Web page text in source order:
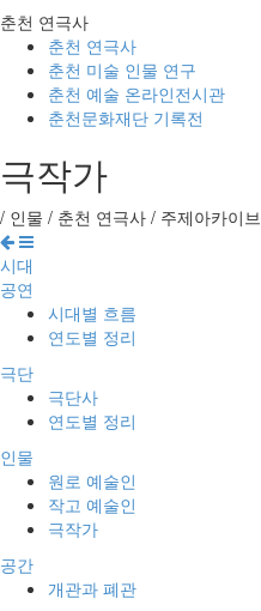
춘천 연극사
춘천 연극사
춘천 미술 인물 연구
춘천 예술 온라인전시관
춘천문화재단 기록전
극작가
/ 인물 / 춘천 연극사 / 주제아카이브
시대
공연
시대별 흐름
연도별 정리
극단
극단사
연도별 정리
인물
원로 예술인
작고 예술인
극작가
공간
개관과 폐관